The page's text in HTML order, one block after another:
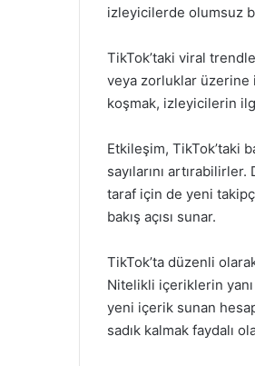
izleyicilerde olumsuz
TikTok’taki viral
veya zorluklar üzerine
koşmak, izleyicilerin
Etkileşim, TikTok’taki
sayılarını
taraf için de yeni
bakış açısı sunar.
TikTok’ta düzenli
Nitelikli içeriklerin
yeni içerik sunan
sadık kalmak faydalı